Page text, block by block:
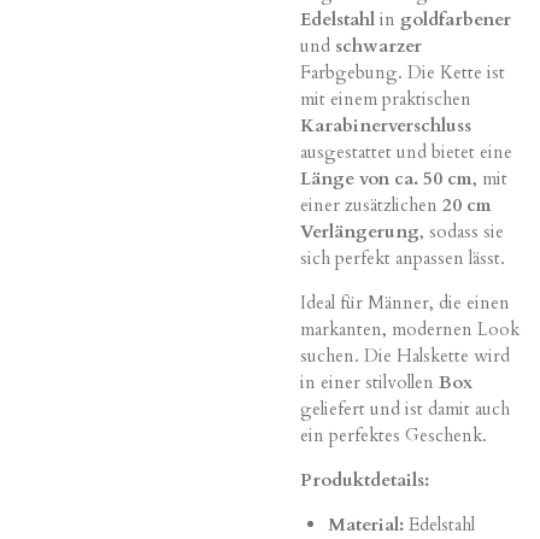
Edelstahl in goldfarbener
und schwarzer
Farbgebung. Die Kette ist
mit einem praktischen
Karabinerverschluss
ausgestattet und bietet eine
Länge von ca. 50 cm, mit
einer zusätzlichen 20 cm
Verlängerung, sodass sie
sich perfekt anpassen lässt.
Ideal für Männer, die einen
markanten, modernen Look
suchen. Die Halskette wird
in einer stilvollen Box
geliefert und ist damit auch
ein perfektes Geschenk.
Produktdetails:
Material:Edelstahl